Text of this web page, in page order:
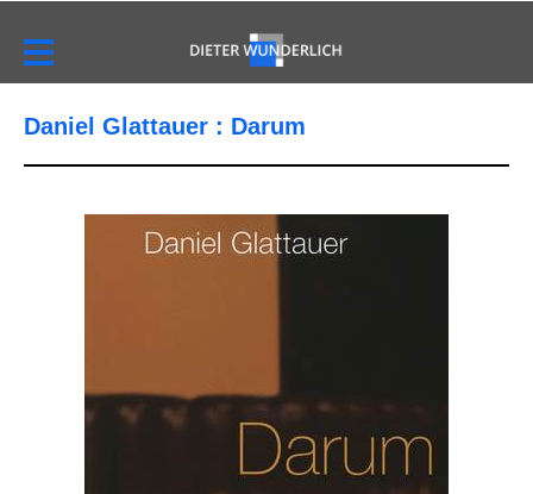
Daniel Glattauer : Darum